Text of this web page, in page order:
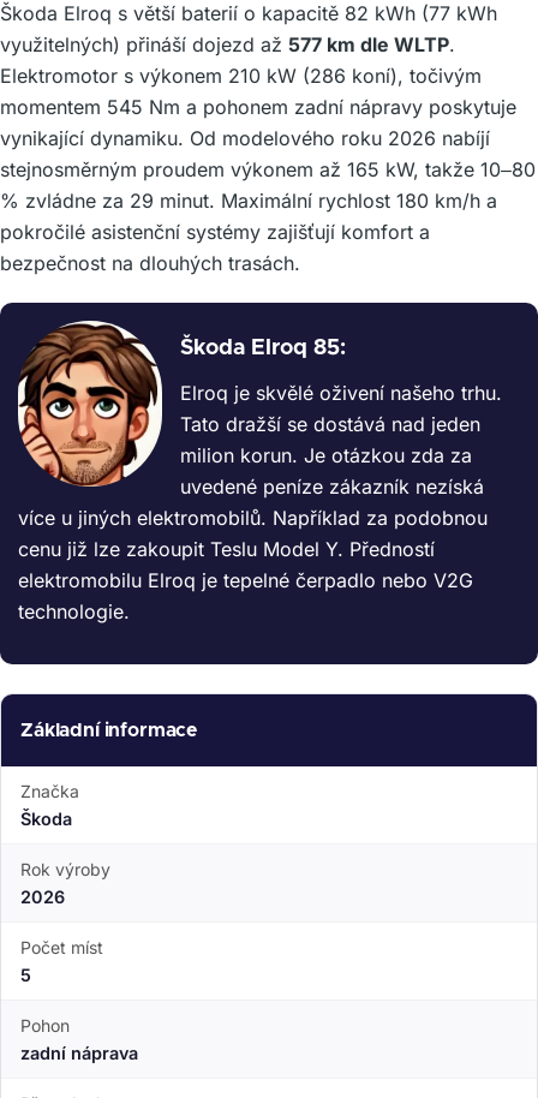
Škoda Elroq s větší baterií o kapacitě 82 kWh (77 kWh
využitelných) přináší dojezd až 577 km dle WLTP.
Elektromotor s výkonem 210 kW (286 koní), točivým
momentem 545 Nm a pohonem zadní nápravy poskytuje
vynikající dynamiku. Od modelového roku 2026 nabíjí
stejnosměrným proudem výkonem až 165 kW, takže 10–80
% zvládne za 29 minut. Maximální rychlost 180 km/h a
pokročilé asistenční systémy zajišťují komfort a
bezpečnost na dlouhých trasách.
Škoda Elroq 85:
Elroq je skvělé oživení našeho trhu.
Tato dražší se dostává nad jeden
milion korun. Je otázkou zda za
uvedené peníze zákazník nezíská
více u jiných elektromobilů. Například za podobnou
cenu již lze zakoupit Teslu Model Y. Předností
elektromobilu Elroq je tepelné čerpadlo nebo V2G
technologie.
Základní informace
Značka
Škoda
Rok výroby
2026
Počet míst
5
Pohon
zadní náprava